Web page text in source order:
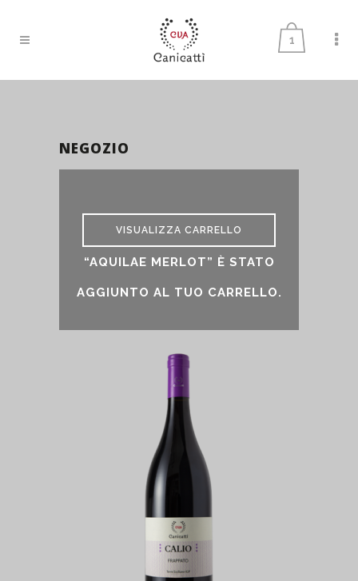
1
NEGOZIO
VISUALIZZA CARRELLO
“AQUILAE MERLOT” È STATO
AGGIUNTO AL TUO CARRELLO.